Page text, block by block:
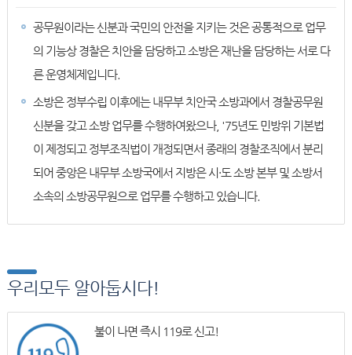
공무원이라는 신분과 국민의 안전을 지키는 것은 공통적으로 업무
의 기능상 경찰은 치안을 담당하고 소방은 재난을 담당하는 서로 다
른 운영체제입니다.
소방은 정부수립 이후에는 내무부 치안국 소방과에서 경찰공무원
신분을 갖고 소방 업무를 수행하여왔으나, '75년도 민방위 기본법
이 제정되고 정부조직법이 개정되면서 종래의 경찰조직에서 분리
되어 중앙은 내무부 소방국에서 지방은 시·도 소방 본부 및 소방서
소속의 소방공무원으로 업무를 수행하고 있습니다.
우리모두 알아둡시다!
불이 나면 즉시 119로 신고!